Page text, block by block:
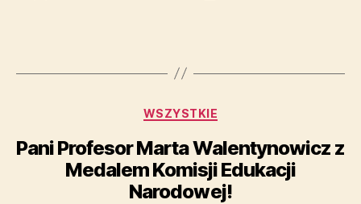
WSZYSTKIE
Pani Profesor Marta Walentynowicz z
Medalem Komisji Edukacji
Narodowej!